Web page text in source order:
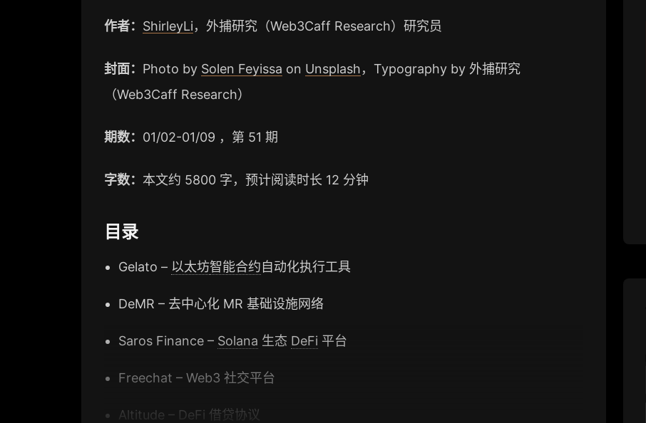
o
作者： ShirleyLi，外捕研究（Web3Caff Research）研究员
封面： Photo by Solen Feyissa on Unsplash，Typography by 外捕研究
（Web3Caff Research）
期数： 01/02-01/09 ，第 51 期
字数： 本文约 5800 字，预计阅读时长 12 分钟
目录
Gelato – 以太坊智能合约自动化执行工具
DeMR – 去中心化 MR 基础设施网络
Saros Finance – Solana 生态 DeFi 平台
Freechat – Web3 社交平台
Altitude – DeFi 借贷协议